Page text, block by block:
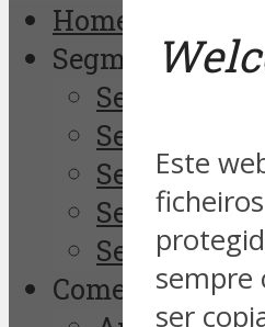
Este
sempre
ser
Home
Segmentos
Segurança
Segurança
Segurança
Segurança
Segurança
Comentaristas